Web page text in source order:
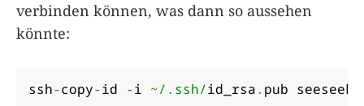
verbinden können, was dann so aussehen
könnte:
ssh-copy-id -i ~/.ssh/id_rsa. pub